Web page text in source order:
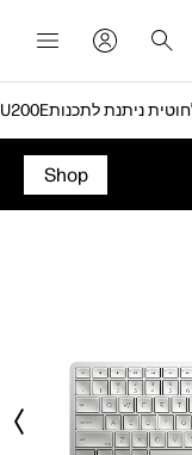
אביזרים
תמיכה
Shop